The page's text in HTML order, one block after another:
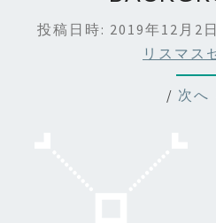
投稿日時: 2019年12月2日
リスマス
/ 次へ